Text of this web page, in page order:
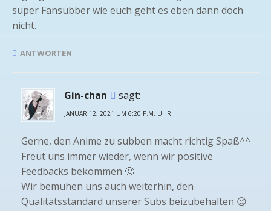
super Fansubber wie euch geht es eben dann doch
nicht.
ANTWORTEN
Gin-chan sagt:
JANUAR 12, 2021 UM 6:20 P.M. UHR
Gerne, den Anime zu subben macht richtig Spaß^^
Freut uns immer wieder, wenn wir positive
Feedbacks bekommen 🙂
Wir bemühen uns auch weiterhin, den
Qualitätsstandard unserer Subs beizubehalten 😉